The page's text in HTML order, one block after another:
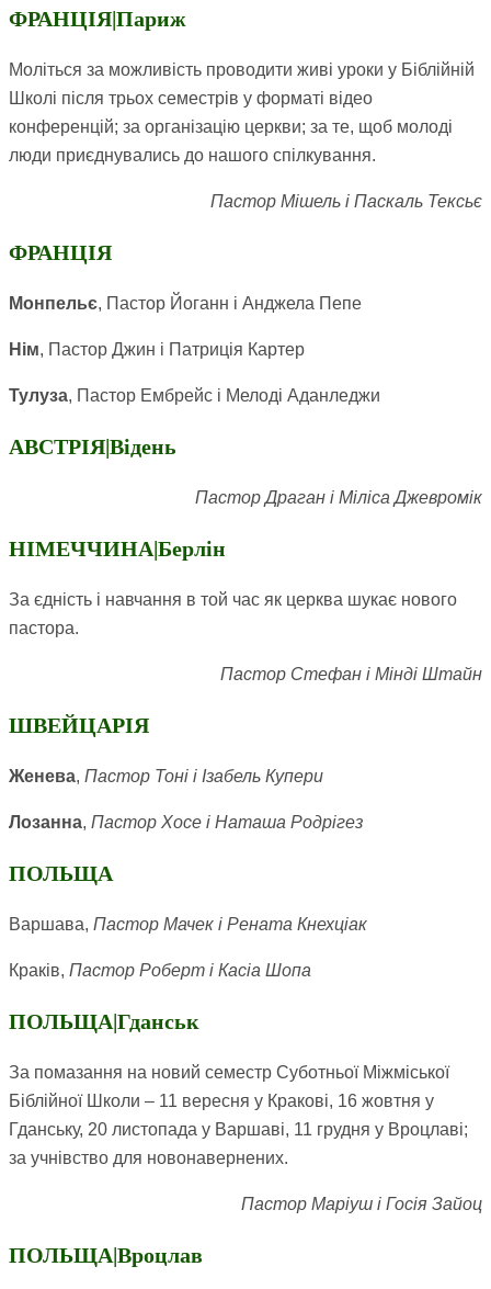
ФРАНЦІЯ|Париж
Моліться за можливість проводити живі уроки у Біблійній
Школі після трьох семестрів у форматі відео
конференцій; за організацію церкви; за те, щоб молоді
люди приєднувались до нашого спілкування.
Пастор Мішель і Паскаль Тексьє
ФРАНЦІЯ
Монпельє, Пастор Йоганн і Анджела Пепе
Нім, Пастор Джин і Патриція Картер
Тулуза, Пастор Ембрейс і Мелоді Аданледжи
АВСТРІЯ|Відень
Пастор Драган і Міліса Джевромік
НІМЕЧЧИНА|Берлін
За єдність і навчання в той час як церква шукає нового
пастора.
Пастор Стефан і Мінді Штайн
ШВЕЙЦАРІЯ
Женева, Пастор Тоні і Ізабель Купери
Лозанна, Пастор Хосе і Наташа Родрігез
ПОЛЬЩА
Варшава, Пастор Мачек і Рената Кнехціак
Краків, Пастор Роберт і Касіа Шопа
ПОЛЬЩА|Гданськ
За помазання на новий семестр Суботньої Міжміської
Біблійної Школи – 11 вересня у Кракові, 16 жовтня у
Гданську, 20 листопада у Варшаві, 11 грудня у Вроцлаві;
за учнівство для новонавернених.
Пастор Маріуш і Госія Зайоц
ПОЛЬЩА|Вроцлав